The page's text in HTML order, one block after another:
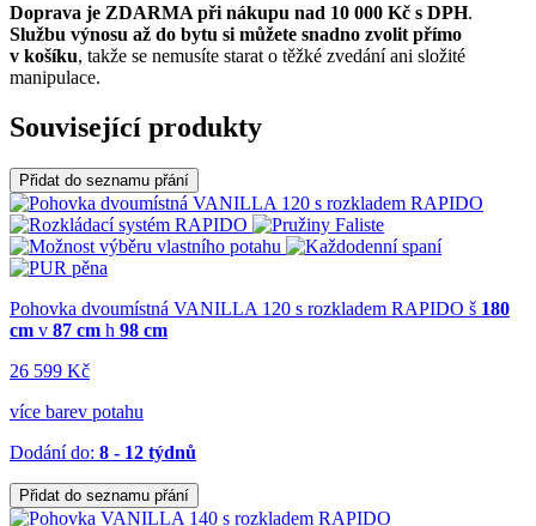
Doprava je ZDARMA při nákupu nad 10 000 Kč s DPH.
Službu výnosu až do bytu si můžete snadno zvolit přímo
v košíku, takže se nemusíte starat o těžké zvedání ani složité
manipulace.
Související produkty
Přidat do seznamu přání
Pohovka dvoumístná VANILLA 120 s rozkladem RAPIDO š 180
cm v 87 cm h 98 cm
26 599 Kč
více barev potahu
Dodání do: 8 - 12 týdnů
Přidat do seznamu přání